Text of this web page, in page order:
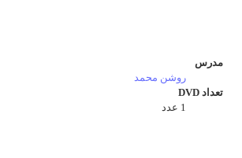
مدرس
روشن محمد
تعداد DVD
1 عدد